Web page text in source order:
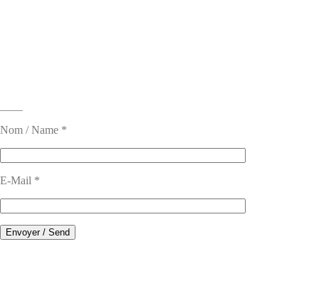
Nom / Name *
E-Mail *